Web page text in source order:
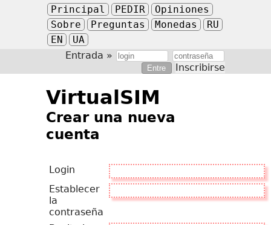
Principal PEDIR
Opiniones
Sobre
Preguntas Monedas
RU
EN
UA
Entrada »
Inscribirse
VirtualSIM
Crear una nueva
cuenta
Login
Establecer
la
contraseña